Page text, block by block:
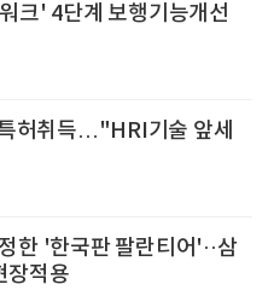
크' 4단계 보행기능개선
허취득…"HRI기술 앞세
한 '한국판 팔란티어'··삼
장적용